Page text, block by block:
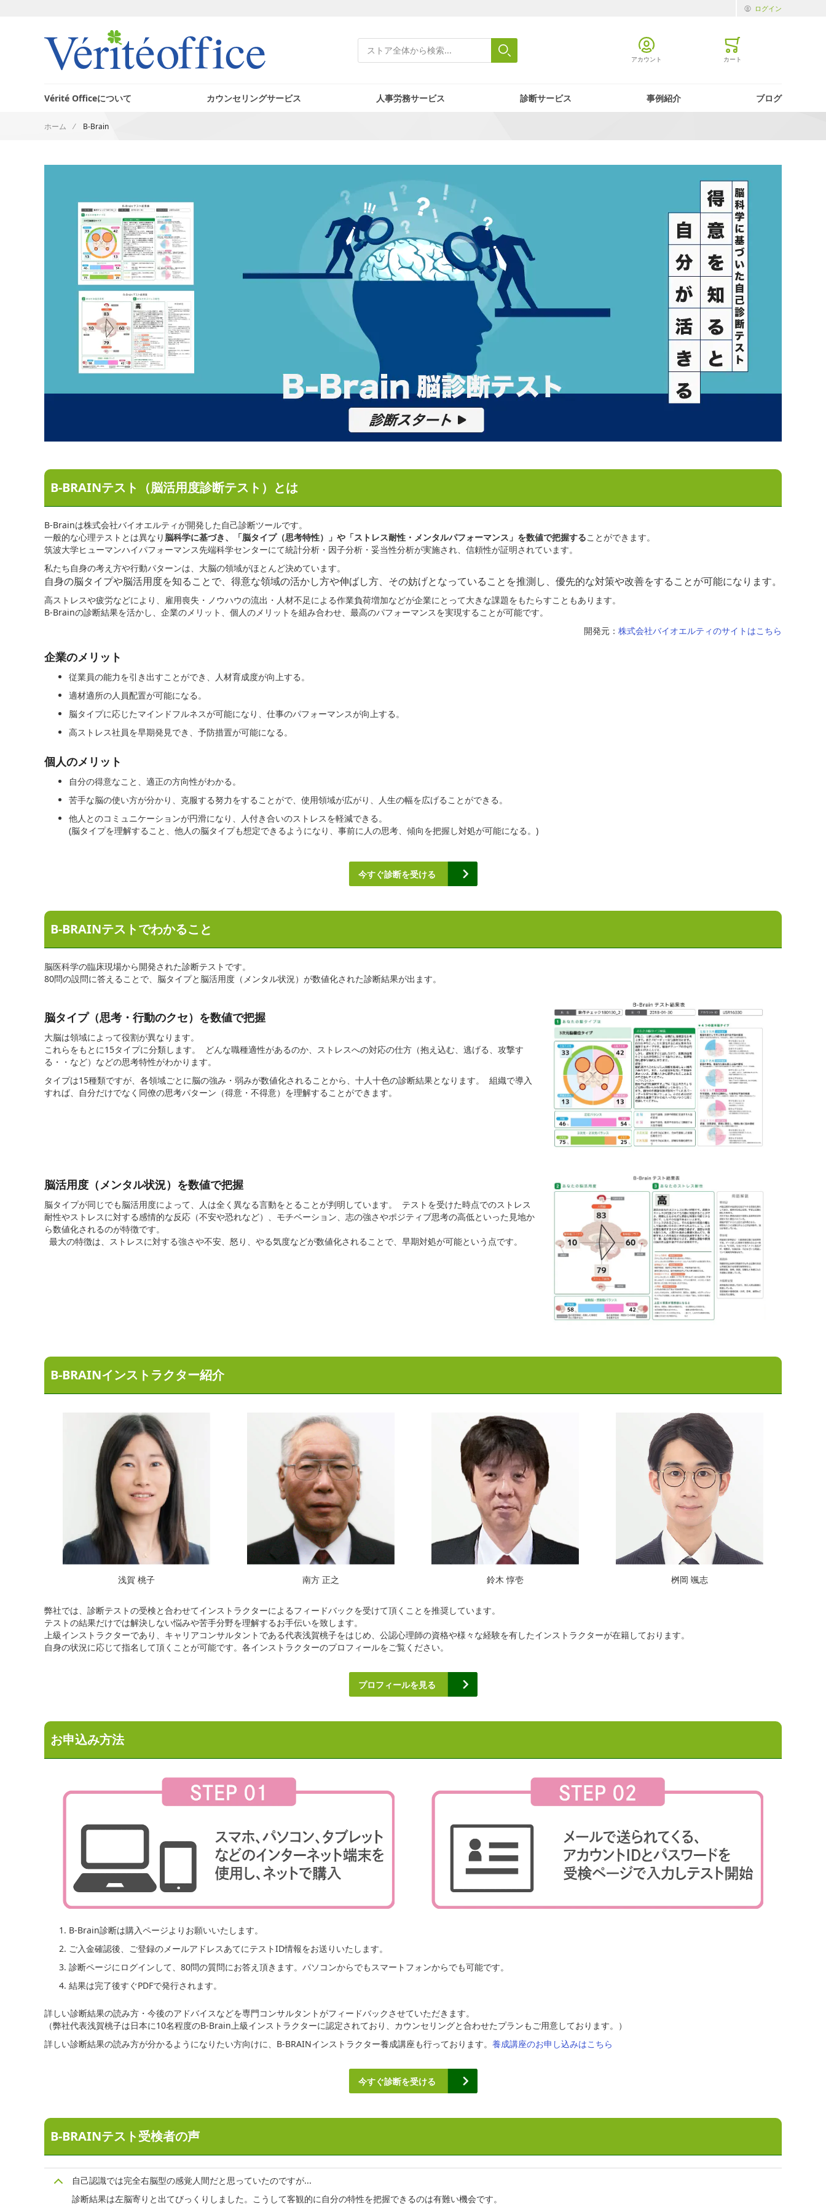
ログイン
検索
Close search
検索 アカウント
カート
Vérité Officeについて カウンセリングサービス 人事労務サービス 診断サービス 事例紹介 ブログ
ホーム B-Brain
B-BRAINテスト（脳活用度診断テスト）とは
B-Brainは株式会社バイオエルティが開発した自己診断ツールです。
一般的な心理テストとは異なり 脳科学に基づき、「脳タイプ（思考特性）」や「ストレス耐性・メンタルパフォーマンス」を数値で把握することができます。
筑波大学ヒューマンハイパフォーマンス先端科学センターにて統計分析・因子分析・妥当性分析が実施され、信頼性が証明されています。
私たち自身の考え方や行動パターンは、大脳の領域がほとんど決めています。
自身の脳タイプや脳活用度を知ることで、得意な領域の活かし方や伸ばし方、その妨げとなっていることを推測し、優先的な対策や改善をすることが可能になります。
高ストレスや疲労などにより、雇用喪失・ノウハウの流出・人材不足による作業負荷増加などが企業にとって大きな課題をもたらすこともあります。
B-Brainの診断結果を活かし、企業のメリット、個人のメリットを組み合わせ、最高のパフォーマンスを実現することが可能です。
開発元： 株式会社バイオエルティのサイトはこちら
企業のメリット
従業員の能力を引き出すことができ、人材育成度が向上する。
適材適所の人員配置が可能になる。
脳タイプに応じたマインドフルネスが可能になり、仕事のパフォーマンスが向上する。
高ストレス社員を早期発見でき、予防措置が可能になる。
個人のメリット
自分の得意なこと、適正の方向性がわかる。
苦手な脳の使い方が分かり、克服する努力をすることがで、使用領域が広がり、人生の幅を広げることができる。
他人とのコミュニケーションが円滑になり、人付き合いのストレスを軽減できる。
(脳タイプを理解すること、他人の脳タイプも想定できるようになり、事前に人の思考、傾向を把握し対処が可能になる。)
今すぐ診断を受ける
B-BRAINテストでわかること
脳医科学の臨床現場から開発された診断テストです。
80問の設問に答えることで、脳タイプと脳活用度（メンタル状況）が数値化された診断結果が出ます。
脳タイプ（思考・行動のクセ）を数値で把握
大脳は領域によって役割が異なります。
これらをもとに15タイプに分類します。 どんな職種適性があるのか、ストレスへの対応の仕方（抱え込む、逃げる、攻撃す
る・・など）などの思考特性がわかります。
タイプは15種類ですが、各領域ごとに脳の強み・弱みが数値化されることから、十人十色の診断結果となります。 組織で導入
すれば、自分だけでなく同僚の思考パターン（得意・不得意）を理解することができます。
脳活用度（メンタル状況）を数値で把握
脳タイプが同じでも脳活用度によって、人は全く異なる言動をとることが判明しています。 テストを受けた時点でのストレス
耐性やストレスに対する感情的な反応（不安や恐れなど）、モチベーション、志の強さやポジティブ思考の高低といった見地か
ら数値化されるのが特徴です。
最大の特徴は、ストレスに対する強さや不安、怒り、やる気度などが数値化されることで、早期対処が可能という点です。
B-BRAINインストラクター紹介
浅賀 桃子 南方 正之 鈴木 惇壱 桝岡 颯志
弊社では、診断テストの受検と合わせてインストラクターによるフィードバックを受けて頂くことを推奨しています。
テストの結果だけでは解決しない悩みや苦手分野を理解するお手伝いを致します。
上級インストラクターであり、キャリアコンサルタントである代表浅賀桃子をはじめ、公認心理師の資格や様々な経験を有したインストラクターが在籍しております。
自身の状況に応じて指名して頂くことが可能です。各インストラクターのプロフィールをご覧ください。
プロフィールを見る
お申込み方法
B-Brain診断は購入ページよりお願いいたします。
ご入金確認後、ご登録のメールアドレスあてにテストID情報をお送りいたします。
診断ページにログインして、80問の質問にお答え頂きます。パソコンからでもスマートフォンからでも可能です。
結果は完了後すぐPDFで発行されます。
詳しい診断結果の読み方・今後のアドバイスなどを専門コンサルタントがフィードバックさせていただきます。
（弊社代表浅賀桃子は日本に10名程度のB-Brain上級インストラクターに認定されており、カウンセリングと合わせたプランもご用意しております。）
詳しい診断結果の読み方が分かるようになりたい方向けに、B-BRAINインストラクター養成講座も行っております。 養成講座のお申し込みはこちら
今すぐ診断を受ける
B-BRAINテスト受検者の声
自己認識では完全右脳型の感覚人間だと思っていたのですが...
診断結果は左脳寄りと出てびっくりしました。こうして客観的に自分の特性を把握できるのは有難い機会です。